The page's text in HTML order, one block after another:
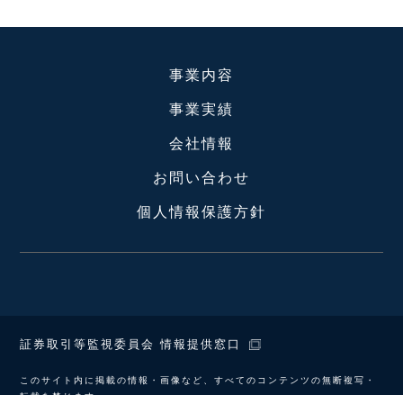
事業内容
事業実績
会社情報
お問い合わせ
個人情報保護方針
証券取引等監視委員会 情報提供窓口
このサイト内に掲載の情報・画像など、すべてのコンテンツの無断複写・